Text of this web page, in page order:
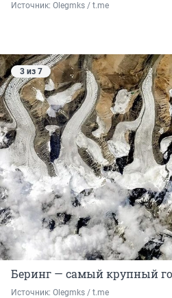
Источник: Olegmks / t.me
3 из 7
Беринг — самый крупный
Источник: Olegmks / t.me